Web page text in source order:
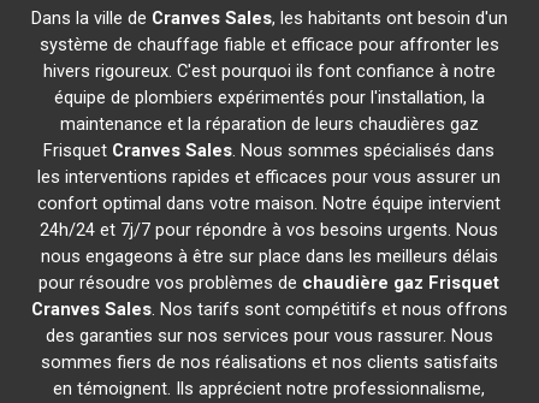
Dans la ville de Cranves Sales, les habitants ont besoin d'un
système de chauffage fiable et efficace pour affronter les
hivers rigoureux. C'est pourquoi ils font confiance à notre
équipe de plombiers expérimentés pour l'installation, la
maintenance et la réparation de leurs chaudières gaz
Frisquet Cranves Sales. Nous sommes spécialisés dans
les interventions rapides et efficaces pour vous assurer un
confort optimal dans votre maison. Notre équipe intervient
24h/24 et 7j/7 pour répondre à vos besoins urgents. Nous
nous engageons à être sur place dans les meilleurs délais
pour résoudre vos problèmes de chaudière gaz Frisquet
Cranves Sales. Nos tarifs sont compétitifs et nous offrons
des garanties sur nos services pour vous rassurer. Nous
sommes fiers de nos réalisations et nos clients satisfaits
en témoignent. Ils apprécient notre professionnalisme,